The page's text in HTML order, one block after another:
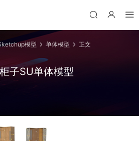
模型 单体模型 正文
子SU单体模型